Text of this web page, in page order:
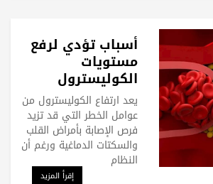
أسباب تؤدي لرفع
مستويات
الكوليسترول
بشكل مفاجئ
يعد ارتفاع الكوليسترول من
عوامل الخطر التي قد تزيد
فرص الإصابة بأمراض القلب
والسكتات الدماغية ورغم أن
النظام
إقرأ المزيد